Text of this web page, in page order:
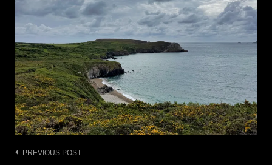
Post
PREVIOUS POST